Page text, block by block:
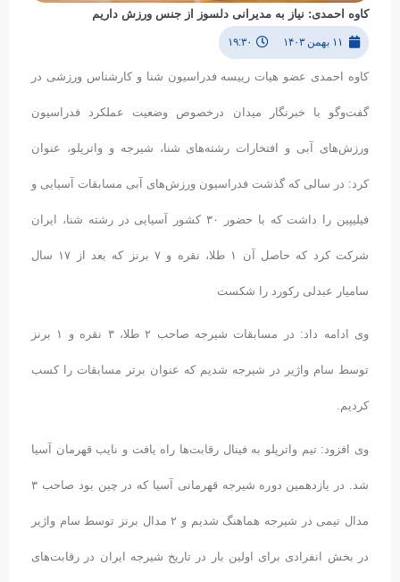
کاوه احمدی: نیاز به مدیرانی دلسوز از جنس ورزش داریم
۱۱ بهمن ۱۴۰۳ ۱۹:۳۰
کاوه احمدی عضو هیات رییسه فدراسیون شنا و کارشناس ورزشی در
گفت‌وگو با خبرنگار میدان درخصوص وضعیت عملکرد فدراسیون
ورزش‌های آبی و افتخارات رشته‌های شنا، شیرجه و واترپلو، عنوان
کرد: در سالی که گذشت فدراسیون ورزش‌های آبی مسابقات آسیایی و
فیلیپین را داشت که با حضور ۳۰ کشور آسیایی در رشته شنا، ایران
شرکت کرد که حاصل آن ۱ طلا، نقره و ۷ برنز که بعد از ۱۷ سال
سامیار عبدلی رکورد را شکست
وی ادامه داد: در مسابقات شیرجه صاحب ۲ طلا، ۳ نقره و ۱ برنز
توسط سام واژیر در شیرجه شدیم که عنوان برتر مسابقات را کسب
کردیم.
وی افزود: تیم واترپلو به فینال رقابت‌ها راه یافت و نایب قهرمان آسیا
شد. در یازدهمین دوره شیرجه قهرمانی آسیا که در چین بود صاحب ۳
مدال تیمی در شیرجه هماهنگ شدیم و ۲ مدال برنز توسط سام واژیر
در بخش انفرادی برای اولین بار در تاریخ شیرجه ایران در رقابت‌های